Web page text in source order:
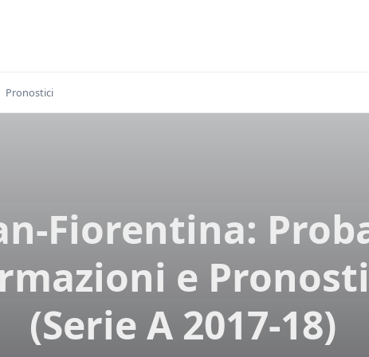
Pronostici
Fiorentina:
e
(Serie A 2017-18)